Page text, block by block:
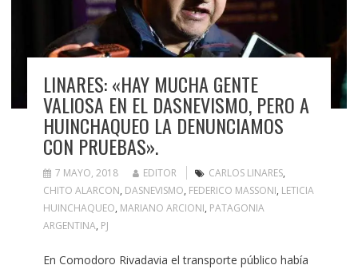
LINARES: «HAY MUCHA GENTE
VALIOSA EN EL DASNEVISMO, PERO A
HUINCHAQUEO LA DENUNCIAMOS
CON PRUEBAS».
7 MAYO, 2018 EDITOR CARLOS LINARES,
CHITO ALARCON, DASNEVISMO, FEDERICO MASSONI, LETICIA
HUINCHAQUEO, MARIANO ARCIONI, PATAGONIA
ARGENTINA, PJ
En Comodoro Rivadavia el transporte público había